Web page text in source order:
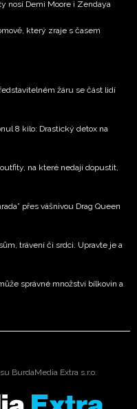
nosí Demi Moore i Zendaya
který zraje s časem
žáru se část lidí
8 kilo: Drastický detox na
na které nedají dopustit,
přes vášnivou Drag Queen
trávení či srdci. Upravte je a
správné množství bílkovin a
BurdaMedia Extra s.r.o.